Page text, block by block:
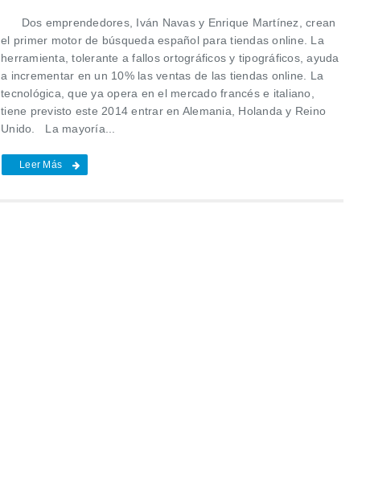
Dos emprendedores, Iván Navas y Enrique Martínez, crean
el primer motor de búsqueda español para tiendas online. La
herramienta, tolerante a fallos ortográficos y tipográficos, ayuda
a incrementar en un 10% las ventas de las tiendas online. La
tecnológica, que ya opera en el mercado francés e italiano,
tiene previsto este 2014 entrar en Alemania, Holanda y Reino
Unido. La mayoría...
Leer Más